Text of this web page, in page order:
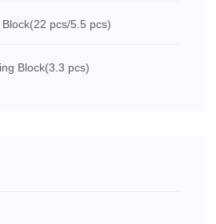
(22 pcs/5.5 pcs)
Block(3.3 pcs)